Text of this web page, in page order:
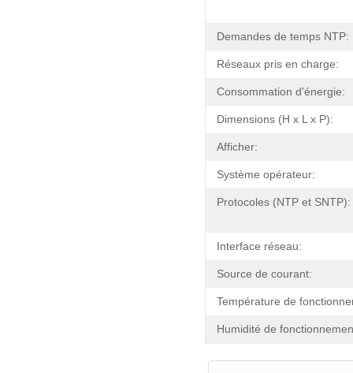
Demandes de temps NTP:
Réseaux pris en charge:
Consommation d'énergie:
Dimensions (H x L x P):
Afficher:
Système opérateur:
Protocoles (NTP et SNTP):
Interface réseau:
Source de courant:
Température de
Humidité de